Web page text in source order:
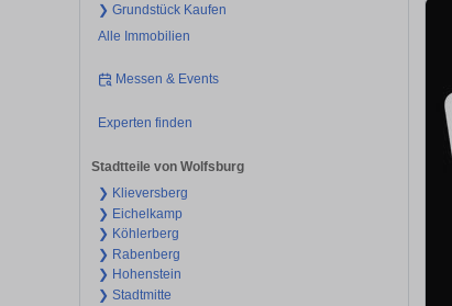
❯ Grundstück Kaufen
Alle Immobilien
Messen & Events
Experten finden
Stadtteile von Wolfsburg
❯ Klieversberg
❯ Eichelkamp
❯ Köhlerberg
❯ Rabenberg
❯ Hohenstein
❯ Stadtmitte